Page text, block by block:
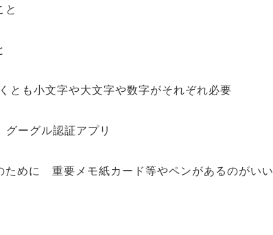
と
も小文字や大文字や数字がそれぞれ必要
ーグル認証アプリ
めに 重要メモ紙カード等やペンがあるのがいい